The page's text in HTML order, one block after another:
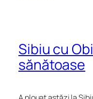
Sibiu cu
sănătoase